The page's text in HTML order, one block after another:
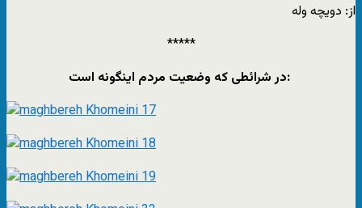
از: دویچه وله
*****
در شرائطی که وضعیت مردم اینگونه است: